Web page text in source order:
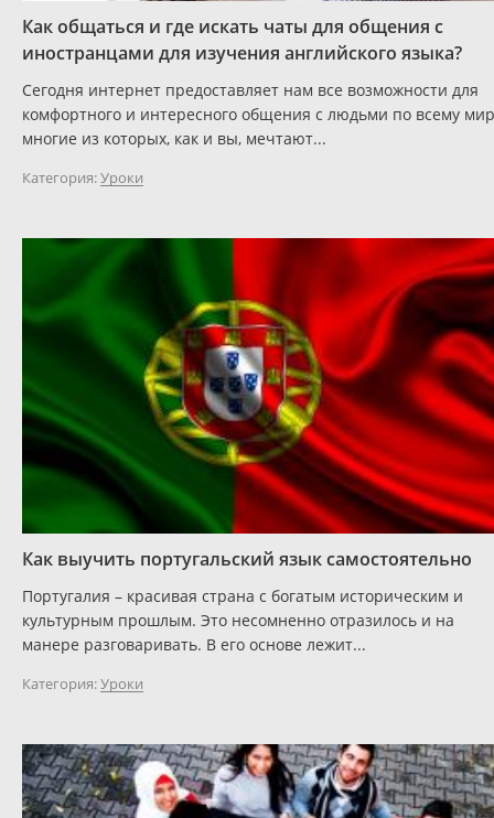
Как общаться и где искать чаты для общения с
иностранцами для изучения английского языка?
Сегодня интернет предоставляет нам все возможности для
комфортного и интересного общения с людьми по всему
многие из которых, как и вы, мечтают...
Категория:Уроки
Как выучить португальский язык самостоятельно
Португалия – красивая страна с богатым историческим и
культурным прошлым. Это несомненно отразилось и на
манере разговаривать. В его основе лежит...
Категория:Уроки